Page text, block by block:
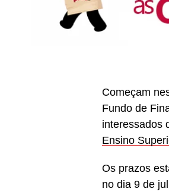
Começam
Fundo de
interessados
Ensino
Os prazos
no dia 9 de